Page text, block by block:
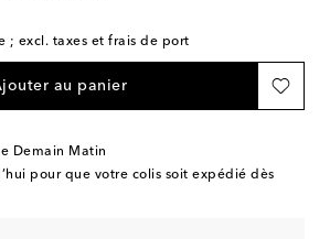
; excl. taxes et frais de port
au panier
Demain Matin
pour que votre colis soit expédié dès